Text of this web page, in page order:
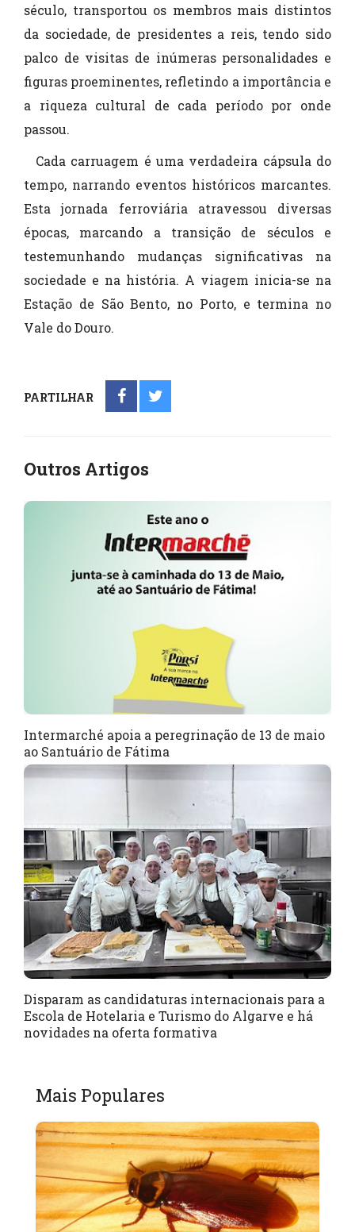
século, transportou os membros mais distintos
da sociedade, de presidentes a reis, tendo sido
palco de visitas de inúmeras personalidades e
figuras proeminentes, refletindo a importância e
a riqueza cultural de cada período por onde
passou.
Cada carruagem é uma verdadeira cápsula do
tempo, narrando eventos históricos marcantes.
Esta jornada ferroviária atravessou diversas
épocas, marcando a transição de séculos e
testemunhando mudanças significativas na
sociedade e na história. A viagem inicia-se na
Estação de São Bento, no Porto, e termina no
Vale do Douro.
PARTILHAR
Outros Artigos
Intermarché apoia a peregrinação de 13 de maio
ao Santuário de Fátima
Disparam as candidaturas internacionais para a
Escola de Hotelaria e Turismo do Algarve e há
novidades na oferta formativa
Mais Populares